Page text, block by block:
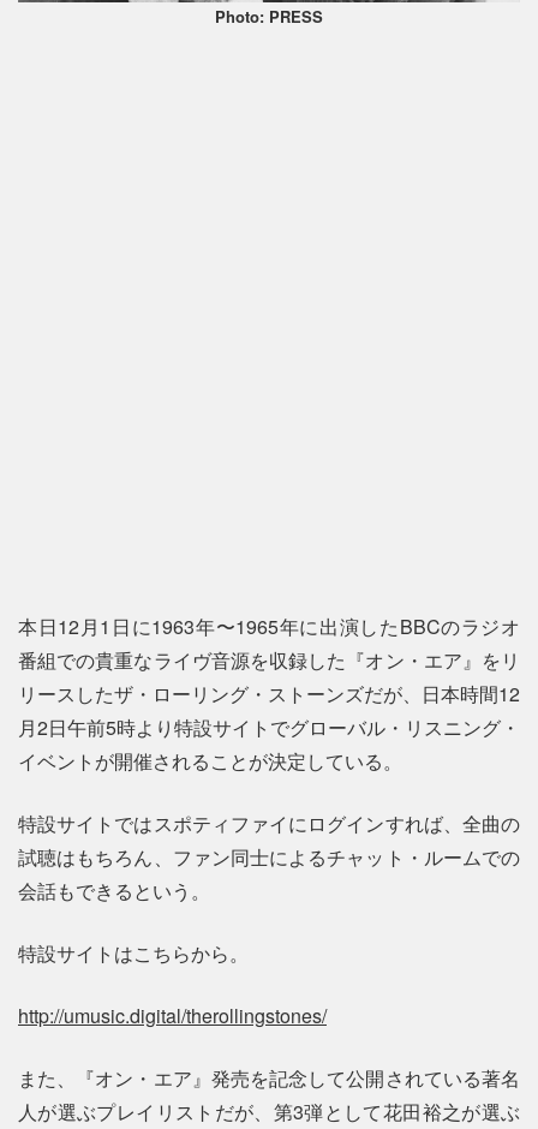
Photo: PRESS
本日12月1日に1963年〜1965年に出演したBBCのラジオ
番組での貴重なライヴ音源を収録した『オン・エア』をリ
リースしたザ・ローリング・ストーンズだが、日本時間12
月2日午前5時より特設サイトでグローバル・リスニング・
イベントが開催されることが決定している。
特設サイトではスポティファイにログインすれば、全曲の
試聴はもちろん、ファン同士によるチャット・ルームでの
会話もできるという。
特設サイトはこちらから。
http://umusic.digital/therollingstones/
また、『オン・エア』発売を記念して公開されている著名
人が選ぶプレイリストだが、第3弾として花田裕之が選ぶ